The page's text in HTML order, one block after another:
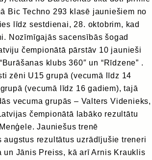
Bic Techno 293 klasē jauniešiem no
līdz sestdienai, 28. oktobrim, kad
Nozīmīgajās sacensībās šogad
čempionātā pārstāv 10 jaunieši
klubs 360″ un “Rīdzene” .
zēni U15 grupā (vecumā līdz 14
(vecumā līdz 16 gadiem), tajā
vecuma grupās – Valters Videnieks,
čempionātā labāko rezultātu
Jauniešus trenē
rezultātus uzrādījušie treneri
Jānis Preiss, kā arī Arnis Krauklis